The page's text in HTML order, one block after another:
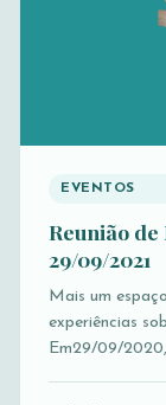
EVENTOS
Reunião
29/09/2021
Mais um
experiências
Em29/09/